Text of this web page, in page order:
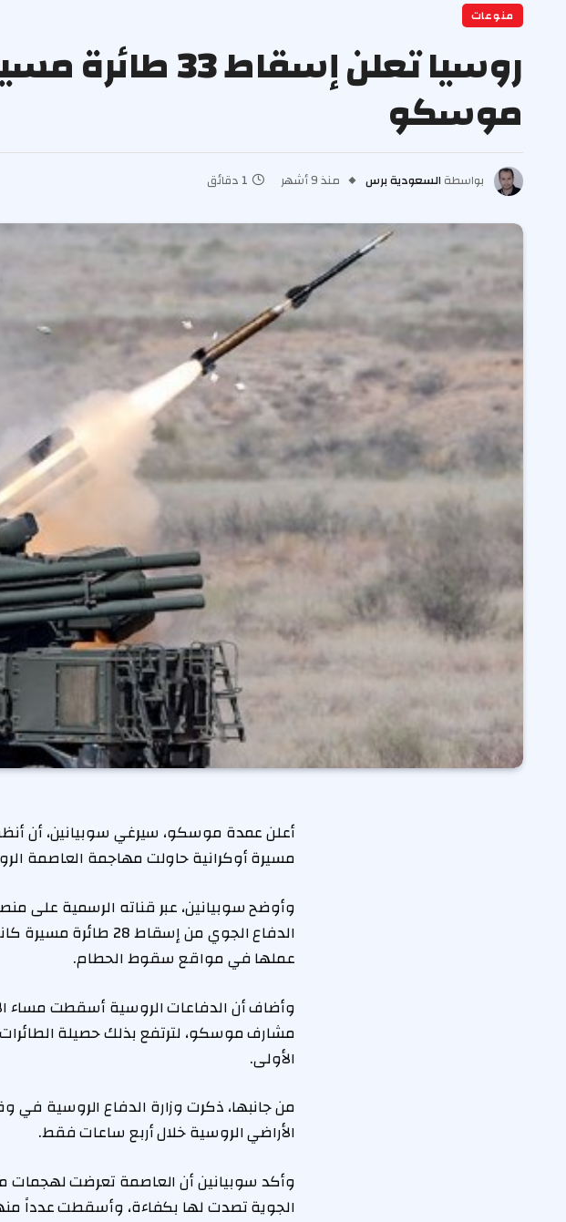
منوعات
روسيا تعلن
موسكو
بواسطة السعودية برس منذ 9 أشهر 1 دقائق
مسيرة أوكرانية حاولت مهاجمة العاصمة
وأوضح سوبيانين، عبر قناته الرسمية على
الدفاع الجوي من
عملها في مواقع سقوط الحطام.
وأضاف أن الدفاعات الروسية أسقطت
الأولى.
الأراضي الروسية خلال أربع ساعات فقط.
وأكد سوبيانين أن العاصمة تعرضت لهجمات
الجوية تصدت لها بكفاءة، وأسقطت عدداً